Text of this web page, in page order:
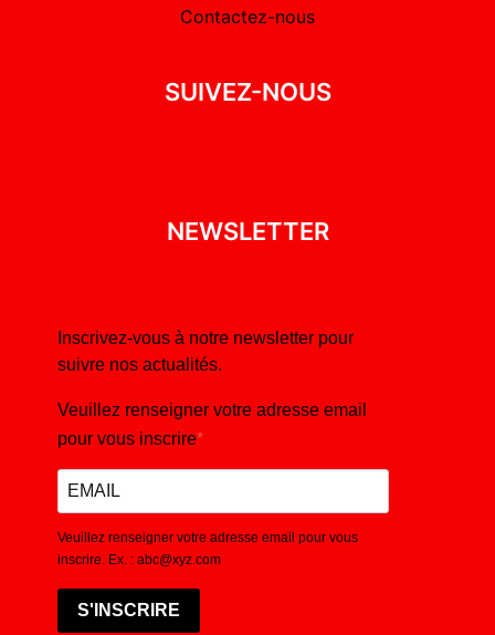
Contactez-nous
SUIVEZ-NOUS
NEWSLETTER
Inscrivez-vous à notre newsletter pour
suivre nos actualités.
Veuillez renseigner votre adresse email
pour vous inscrire
Veuillez renseigner votre adresse email pour vous
inscrire. Ex. : abc@xyz.com
S'INSCRIRE